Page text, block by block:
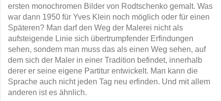
ersten monochromen Bilder von Rodtschenko gemalt. Was
war dann 1950 für Yves Klein noch möglich oder für einen
Späteren? Man darf den Weg der Malerei nicht als
aufsteigende Linie sich übertrumpfender Erfindungen
sehen, sondern man muss das als einen Weg sehen, auf
dem sich der Maler in einer Tradition befindet, innerhalb
derer er seine eigene Partitur entwickelt. Man kann die
Sprache auch nicht jeden Tag neu erfinden. Und mit allem
anderen ist es ähnlich.